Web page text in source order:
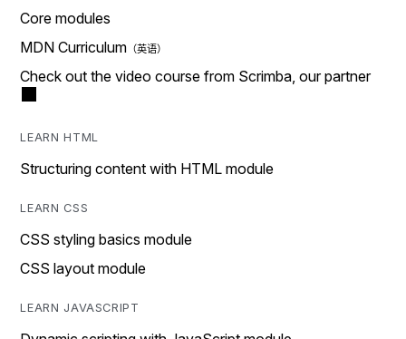
Core modules
MDN Curriculum
Check out the video course from Scrimba, our partner
LEARN HTML
Structuring content with HTML module
LEARN CSS
CSS styling basics module
CSS layout module
LEARN JAVASCRIPT